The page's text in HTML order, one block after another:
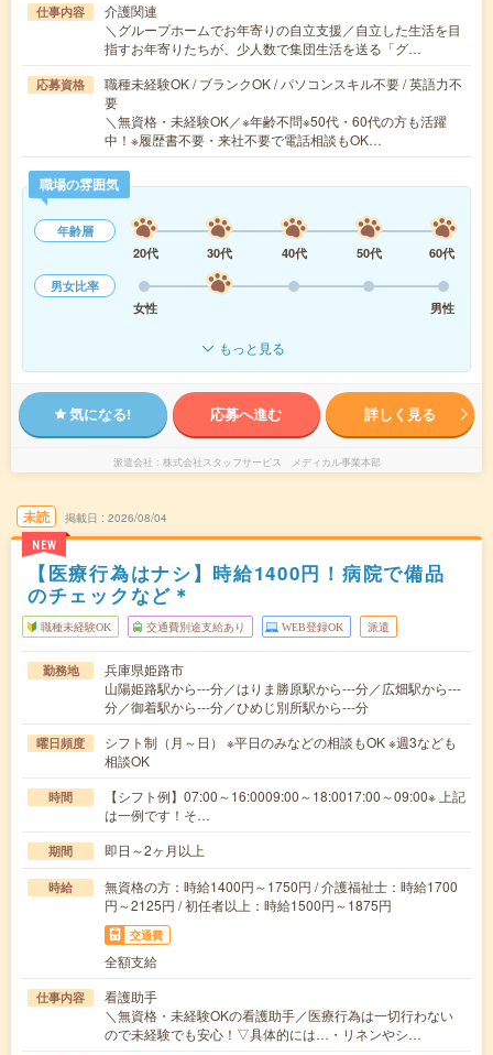
仕事内容
介護関連
＼グループホームでお年寄りの自立支援／自立した生活を目
指すお年寄りたちが、少人数で集団生活を送る「グ…
応募資格
職種未経験OK / ブランクOK / パソコンスキル不要 / 英語力不
要
＼無資格・未経験OK／※年齢不問※50代・60代の方も活躍
中！※履歴書不要・来社不要で電話相談もOK…
職場の雰囲気
年齢層
20代
30代 40代 50代
60代
男女比率
女性
男性
もっと見る
気になる! 応募へ進む 詳しく見る
派遣会社 株式会社スタッフサービス メディカル事業本部
未読
NEW
掲載日 2026/08/04
【医療行為はナシ】時給1400円！病院で備品
のチェックなど＊
職種未経験OK 交通費別途支給あり WEB登録OK 派遣
勤務地
兵庫県姫路市
山陽姫路駅から---分／はりま勝原駅から---分／広畑駅から---
分／御着駅から---分／ひめじ別所駅から---分
曜日頻度
シフト制（月～日） ※平日のみなどの相談もOK ※週3なども
相談OK
時間
【シフト例】07:00～16:0009:00～18:0017:00～09:00※ 上記
は一例です！そ…
期間 即日～2ヶ月以上
時給
無資格の方：時給1400円～1750円 / 介護福祉士：時給1700
円～2125円 / 初任者以上：時給1500円～1875円
交通費
全額支給
仕事内容
看護助手
＼無資格・未経験OKの看護助手／医療行為は一切行わない
ので未経験でも安心！▽具体的には…・リネンやシ…